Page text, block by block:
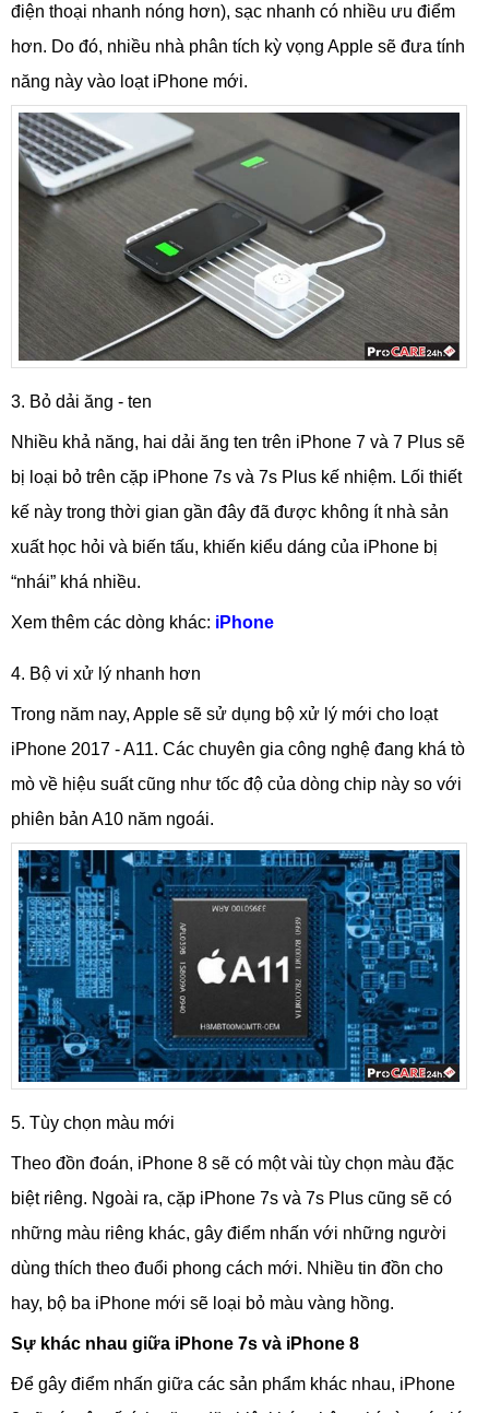
điện thoại nhanh nóng hơn), sạc nhanh có nhiều ưu điểm
hơn. Do đó, nhiều nhà phân tích kỳ vọng Apple sẽ đưa tính
năng này vào loạt iPhone mới.
3. Bỏ dải ăng - ten
Nhiều khả năng, hai dải ăng ten trên iPhone 7 và 7 Plus sẽ
bị loại bỏ trên cặp iPhone 7s và 7s Plus kế nhiệm. Lối thiết
kế này trong thời gian gần đây đã được không ít nhà sản
xuất học hỏi và biến tấu, khiến kiểu dáng của iPhone bị
“nhái” khá nhiều.
Xem thêm các dòng khác: iPhone
4. Bộ vi xử lý nhanh hơn
Trong năm nay, Apple sẽ sử dụng bộ xử lý mới cho loạt
iPhone 2017 - A11. Các chuyên gia công nghệ đang khá tò
mò về hiệu suất cũng như tốc độ của dòng chip này so với
phiên bản A10 năm ngoái.
5. Tùy chọn màu mới
Theo đồn đoán, iPhone 8 sẽ có một vài tùy chọn màu đặc
biệt riêng. Ngoài ra, cặp iPhone 7s và 7s Plus cũng sẽ có
những màu riêng khác, gây điểm nhấn với những người
dùng thích theo đuổi phong cách mới. Nhiều tin đồn cho
hay, bộ ba iPhone mới sẽ loại bỏ màu vàng hồng.
Sự khác nhau giữa iPhone 7s và iPhone 8
Để gây điểm nhấn giữa các sản phẩm khác nhau, iPhone